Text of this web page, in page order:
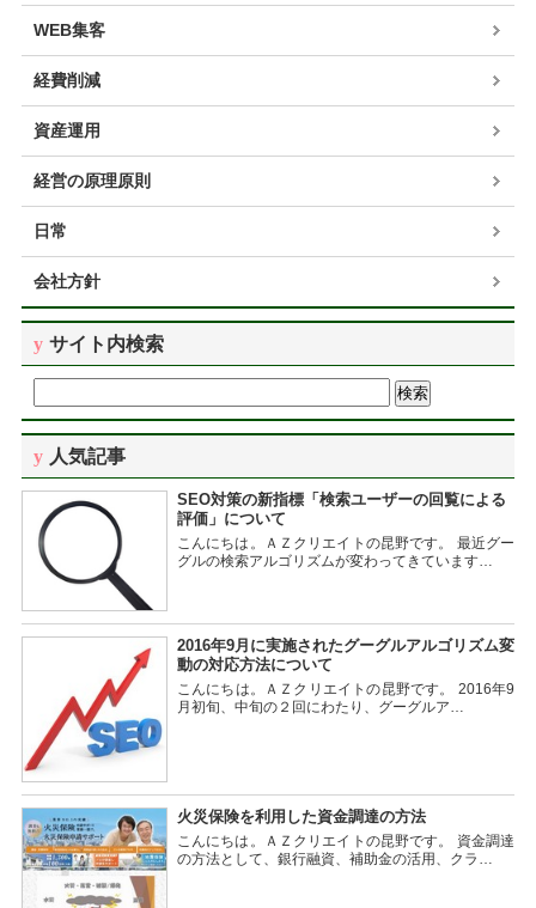
WEB集客
経費削減
資産運用
経営の原理原則
日常
会社方針
サイト内検索
人気記事
SEO対策の新指標「検索ユーザーの回覧による
評価」について
こんにちは。ＡＺクリエイトの昆野です。 最近グー
グルの検索アルゴリズムが変わってきています…
2016年9月に実施されたグーグルアルゴリズム変
動の対応方法について
こんにちは。ＡＺクリエイトの昆野です。 2016年9
月初旬、中旬の２回にわたり、グーグルア…
火災保険を利用した資金調達の方法
こんにちは。ＡＺクリエイトの昆野です。 資金調達
の方法として、銀行融資、補助金の活用、クラ…